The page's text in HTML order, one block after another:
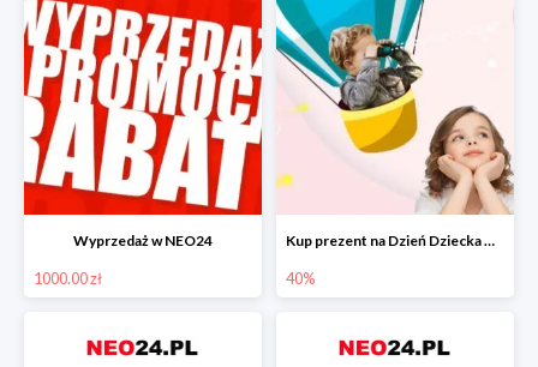
Wyprzedaż w NEO24
1000.00 zł
Kup prezent na Dzień Dziecka w super cenach
40%